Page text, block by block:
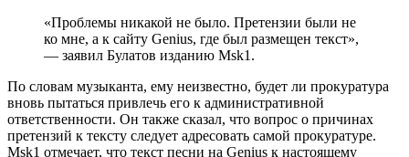
«Проблемы никакой не было. Претензии были не
ко мне, а к сайту Genius, где был размещен текст»,
— заявил Булатов изданию Msk1.
По словам музыканта, ему неизвестно, будет ли прокуратура
вновь пытаться привлечь его к административной
ответственности. Он также сказал, что вопрос о причинах
претензий к тексту следует адресовать самой прокуратуре.
Msk1 отмечает, что текст песни на Genius к настоящему